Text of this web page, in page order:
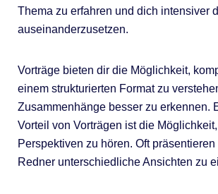
Thema zu erfahren und dich intensiver
auseinanderzusetzen.
Vorträge bieten dir die Möglichkeit,
einem strukturierten Format zu
Zusammenhänge besser zu erkennen.
Vorteil von Vorträgen ist die
Perspektiven zu hören. Oft präsentieren
Redner unterschiedliche Ansichten zu